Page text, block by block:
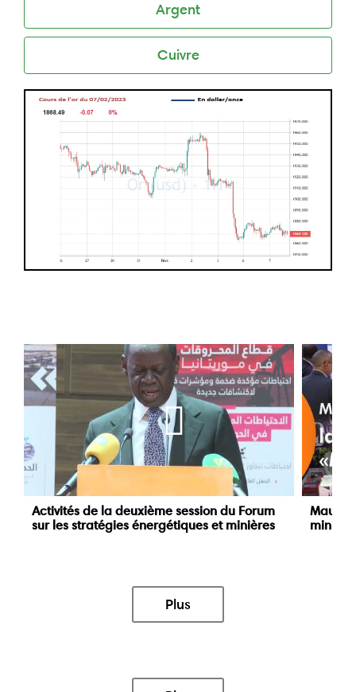
Argent
Cuivre
Activités de la deuxième session du Forum
sur les stratégies énergétiques et minières
Plus